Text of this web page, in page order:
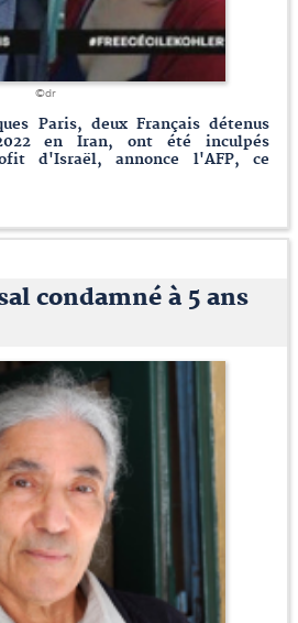
©dr
Paris, deux Français détenus
en Iran, ont été inculpés
d'Israël, annonce l'AFP, ce
condamné à 5 ans